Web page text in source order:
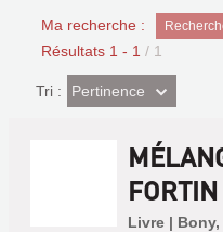
Ma recherche :
Résultats 1 - 1 / 1
Tri : (Effet
imédiat)
Pertinence
Livre |